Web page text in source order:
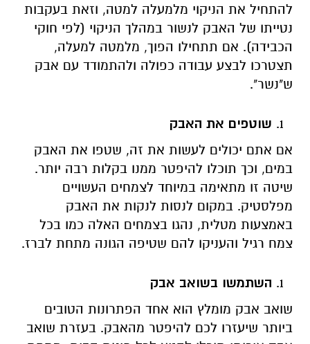
להתחיל את הניקוי מלמעלה למטה, וזאת בעקבות
נטייתו של האבק לנשור במהלך הניקוי (לפי חוקי
הכבידה). אם תתחילו הפוך, מלמטה למעלה,
תצטרכו לבצע עבודה כפולה ולהתמודד עם אבק
ש"נשר".
שוטפים את האבק
אם אתם יכולים לעשות את זה, שטפו את האבק
במים, וכך תוכלו להיפטר ממנו בקלות רבה יותר.
שיטה זו מתאימה במיוחד לצמחים העשויים
מפלסטיק. במקום לנסות לנקות את האבק
באמצעות מטלית, נהגו בצמחים האלה כמו בכל
צמח רגיל והעניקו להם שטיפה הגונה מתחת לברז.
השתמשו בשואב אבק
שואב אבק מומלץ הוא אחד הפתרונות הטובים
ביותר שיעזרו לכם להיפטר מהאבק. בעזרת שואב